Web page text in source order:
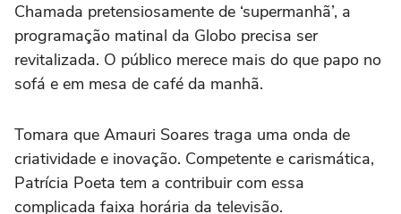
Chamada pretensiosamente de ‘supermanhã’, a
programação matinal da Globo precisa ser
revitalizada. O público merece mais do que papo no
sofá e em mesa de café da manhã.
Tomara que Amauri Soares traga uma onda de
criatividade e inovação. Competente e carismática,
Patrícia Poeta tem a contribuir com essa
complicada faixa horária da televisão.